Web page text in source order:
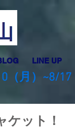
LINE UP
（月）~8/
ケット！